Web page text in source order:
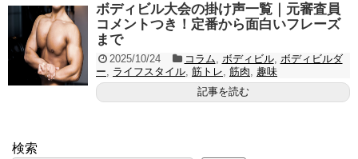
ボディビル大会の掛け声一覧｜元審査員
コメントつき！定番から面白いフレーズ
まで
2025/10/24 コラム ボディビル, ボディビルダ
ー
ライフスタイル 筋トレ 筋肉
趣味
記事を読む
検索